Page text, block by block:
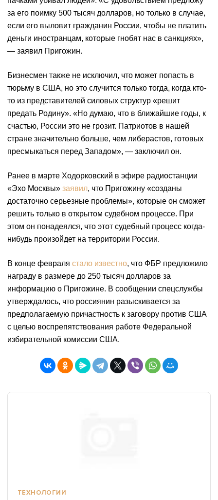
за его поимку 500 тысяч долларов, но только в случае,
если его выловит гражданин России, чтобы не платить
деньги иностранцам, которые гнобят нас в санкциях»,
— заявил Пригожин.
Бизнесмен также не исключил, что может попасть в
тюрьму в США, но это случится только тогда, когда кто-
то из представителей силовых структур «решит
предать Родину». «Но думаю, что в ближайшие годы, к
счастью, России это не грозит. Патриотов в нашей
стране значительно больше, чем либерастов, готовых
пресмыкаться перед Западом», — заключил он.
Ранее в марте Ходорковский в эфире радиостанции
«Эхо Москвы» заявил, что Пригожину «созданы
достаточно серьезные проблемы», которые он сможет
решить только в открытом судебном процессе. При
этом он понадеялся, что этот судебный процесс когда-
нибудь произойдет на территории России.
В конце февраля стало известно, что ФБР предложило
награду в размере до 250 тысяч долларов за
информацию о Пригожине. В сообщении спецслужбы
утверждалось, что россиянин разыскивается за
предполагаемую причастность к заговору против США
с целью воспрепятствования работе Федеральной
избирательной комиссии США.
ТЕХНОЛОГИИ